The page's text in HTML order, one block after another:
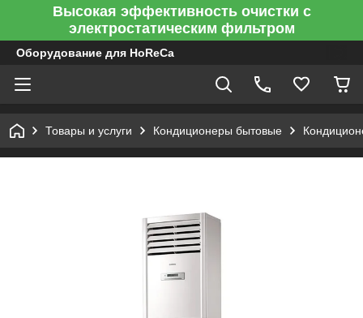
Высокая эффективность очистки с
электростатическим фильтром
Оборудование для HoReCa
Товары и услуги Кондиционеры бытовые